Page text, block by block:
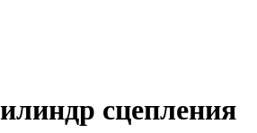
сцепления